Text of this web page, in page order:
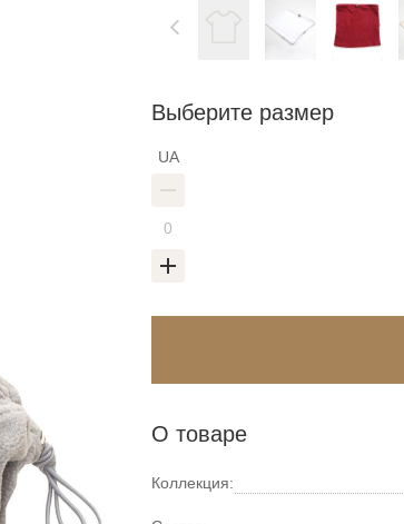
Выберите размер
UA
О товаре
Коллекция: